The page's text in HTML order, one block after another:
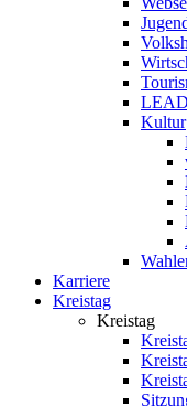
Kultur
Karriere
Kreistag
Kreistag